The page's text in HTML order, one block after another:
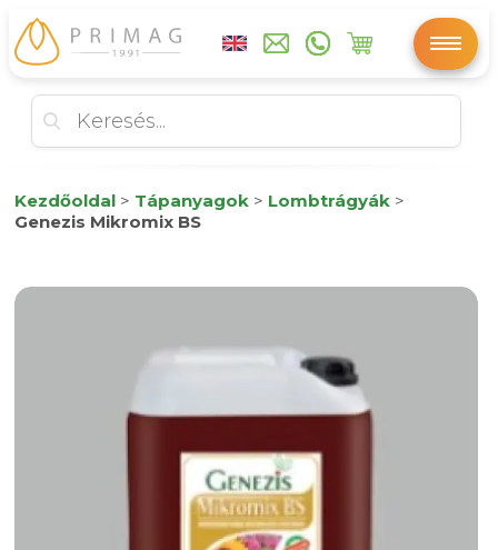
Kezdőoldal > Tápanyagok > Lombtrágyák >
Genezis Mikromix BS